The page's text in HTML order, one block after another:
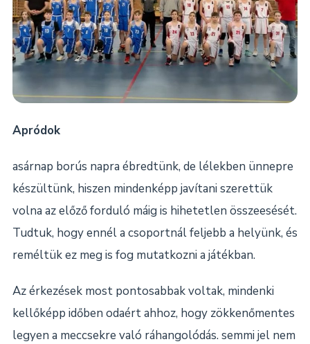
Apródok
asárnap borús napra ébredtünk, de lélekben ünnepre
készültünk, hiszen mindenképp javítani szerettük
volna az előző forduló máig is hihetetlen összeesését.
Tudtuk, hogyennél a csoportnál feljebb a helyünk, és
reméltük ez meg is fog mutatkozni a játékban.
Az érkezések most pontosabbak voltak, mindenki
kellőképp időben odaért ahhoz, hogy zökkenőmentes
legyen a meccsekre való ráhangolódás. semmi jel nem